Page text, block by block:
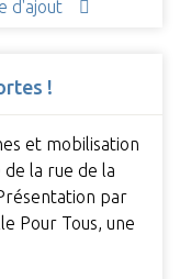
d'ajout
!
et mobilisation
la rue de la
par
Pour Tous, une